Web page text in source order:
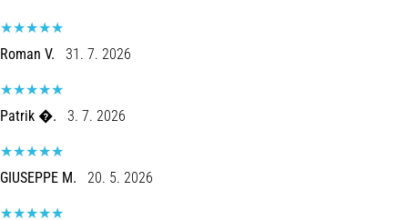
causes
of
pain
during
after
running
Knee
Roman V. 31. 7. 2026
Patrik �. 3. 7. 2026
GIUSEPPE M. 20. 5. 2026